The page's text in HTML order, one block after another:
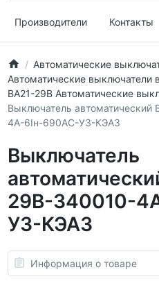
Производители Контакты
Автоматические
Автоматические выключатели
ВА21-29В Автоматические
Выключатель
4А-6Iн-690AC-У3-КЭАЗ
Выключатель
29В-340010-
У3-КЭАЗ
Информация о товаре